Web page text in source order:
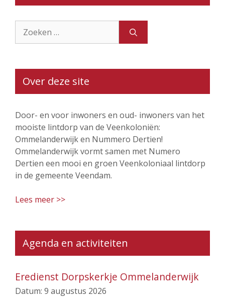
naar:
Over deze site
Door- en voor inwoners en oud- inwoners van het
mooiste lintdorp van de Veenkoloniën:
Ommelanderwijk en Nummero Dertien!
Ommelanderwijk vormt samen met Numero
Dertien een mooi en groen Veenkoloniaal lintdorp
in de gemeente Veendam.
Lees meer >>
Agenda en activiteiten
Eredienst Dorpskerkje Ommelanderwijk
Datum: 9 augustus 2026